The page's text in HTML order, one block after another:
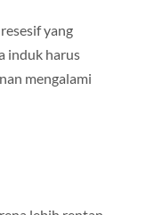
yang
induk harus
mengalami